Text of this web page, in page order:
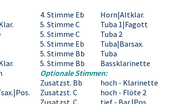
4. Stimme Eb
Horn|Altklar.
5. Stimme C
Tuba 1|Fagott
5. Stimme C
Tuba 2
5. Stimme Eb
Tuba|Barsax.
5. Stimme Bb
Tuba
5. Stimme Bb
Bassklarinette
Optionale Stimmen:
Zusatzst. Bb
hoch - Klarinette
Zusatzst. C
hoch - Flöte 2
Zusatzst. C
tief - Bar.|Pos.